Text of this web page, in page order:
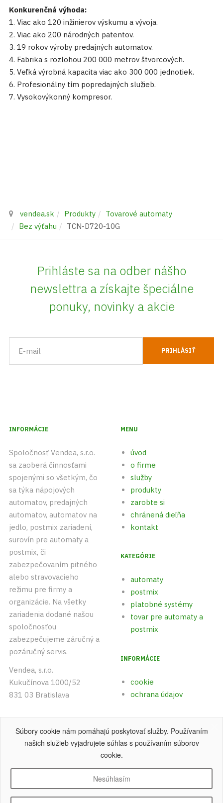
Konkurenčná výhoda:
1. Viac ako 120 inžinierov výskumu a vývoja.
2. Viac ako 200 národných patentov.
3. 19 rokov výroby predajných automatov.
4. Fabrika s rozlohou 200 000 metrov štvorcových.
5. Veľká výrobná kapacita viac ako 300 000 jednotiek.
6. Profesionálny tím popredajných služieb.
7. Vysokovýkonný kompresor.
vendea.sk Produkty
Tovarové automaty
Bez výťahu
TCN-D720-10G
Prihláste sa na odber nášho
newslettra a získajte špeciálne
ponuky, novinky a akcie
INFORMÁCIE
Spoločnosť Vendea, s.r.o.
sa zaoberá činnosťami
spojenými so všetkým, čo
sa týka nápojových
automatov, predajných
automatov, automatov na
jedlo, postmix zariadení,
surovín pre automaty a
postmix, či
zabezpečovaním pitného
alebo stravovacieho
režimu pre firmy a
organizácie. Na všetky
zariadenia dodané našou
spoločnosťou
zabezpečujeme záručný a
pozáručný servis.
Vendea, s.r.o.
Kukučínova 1000/52
831 03 Bratislava
+421 (0)903 542 893
+421 (0)915 742 891
MENU
úvod
o firme
služby
produkty
zarobte si
chránená dieľňa
kontakt
KATEGÓRIE
automaty
postmix
platobné systémy
tovar pre automaty a
postmix
INFORMÁCIE
cookie
ochrana údajov
Copyright © 2004 - 2026 Vendea, s.r.o.Všetky práva vyhradené.
Súbory cookie nám pomáhajú poskytovať služby. Používaním
našich služieb vyjadrujete súhlas s používaním súborov
cookie.
Nesúhlasím